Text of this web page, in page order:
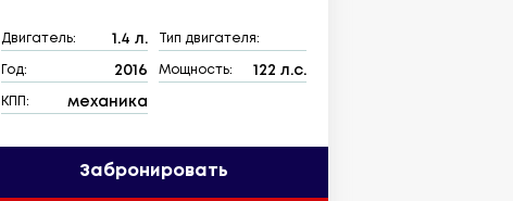
Двигатель: 1.4 л. Тип двигателя:
Год: 2016 Мощность: 122 л.с.
КПП: механика
Забронировать